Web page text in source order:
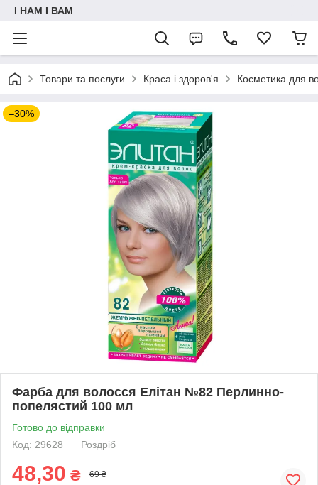
I НАМ I ВАМ
Товари та послуги Краса і здоров'я Косметика для
–30%
Фарба для волосся Елітан №82 Перлинно-
попелястий 100 мл
Готово до відправки
Код: 29628
Роздріб
48,30 ₴ 69 ₴